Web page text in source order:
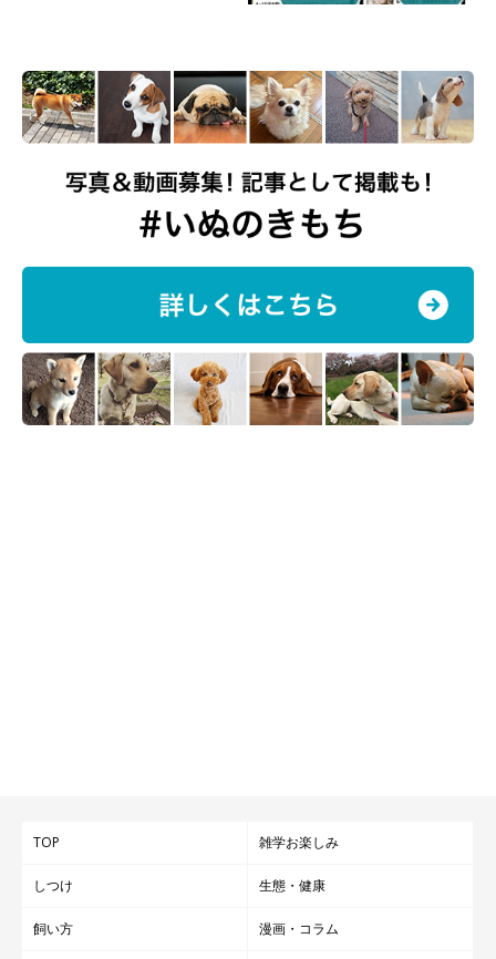
TOP 雑学お楽しみ
しつけ 生態・健康
飼い方 漫画・コラム